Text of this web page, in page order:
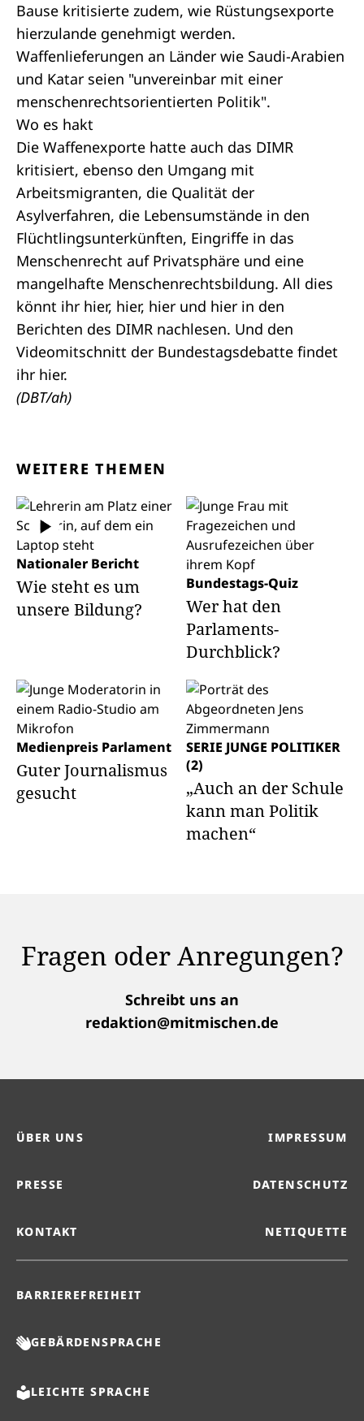
Bause kritisierte zudem, wie Rüstungsexporte
hierzulande genehmigt werden.
Waffenlieferungen an Länder wie Saudi-Arabien
und Katar seien "unvereinbar mit einer
menschenrechtsorientierten Politik".
Wo es hakt
Die Waffenexporte hatte auch das DIMR
kritisiert, ebenso den Umgang mit
Arbeitsmigranten, die Qualität der
Asylverfahren, die Lebensumstände in den
Flüchtlingsunterkünften, Eingriﬀe in das
Menschenrecht auf Privatsphäre und eine
mangelhafte Menschenrechtsbildung. All dies
könnt ihr hier, hier, hier und hier in den
Berichten des DIMR nachlesen. Und den
Videomitschnitt der Bundestagsdebatte findet
ihr hier.
(DBT/ah)
WEITERE THEMEN
Nationaler Bericht
Wie steht es um
unsere Bildung?
Bundestags-Quiz
Wer hat den
Parlaments-
Durchblick?
Medienpreis Parlament
Guter Journalismus
gesucht
SERIE JUNGE POLITIKER
(2)
„Auch an der Schule
kann man Politik
machen“
Fragen oder Anregungen?
Schreibt uns an
redaktion@mitmischen.de
ÜBER UNS IMPRESSUM
PRESSE DATENSCHUTZ
KONTAKT NETIQUETTE
BARRIEREFREIHEIT
GEBÄRDENSPRACHE
LEICHTE SPRACHE